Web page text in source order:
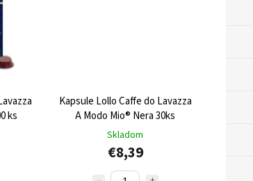
ks
Kapsule Lollo Caffe do Lavazza
A Modo Mio® Nera 30ks
Skladom
€8,39